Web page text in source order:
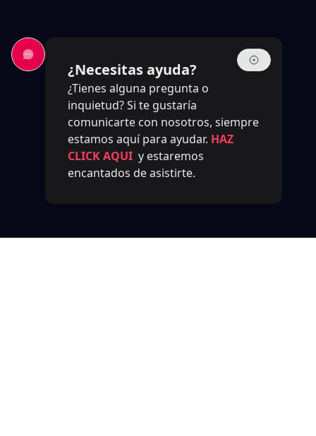
¿Necesitas ayuda?
¿Tienes alguna pregunta o
inquietud? Si te gustaría
comunicarte con nosotros, siempre
estamos aquí para ayudar. HAZ
CLICK AQUI y estaremos
encantados de asistirte.